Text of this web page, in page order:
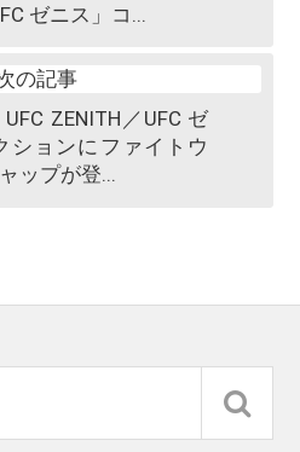
ゼニス」コ...
の記事
UFC ZENITH／UFC ゼ
ションにファイトウ
ップが登...